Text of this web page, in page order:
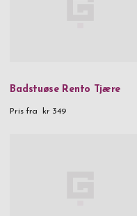
Badstuøse Rento Tjære
Pris fra kr 349